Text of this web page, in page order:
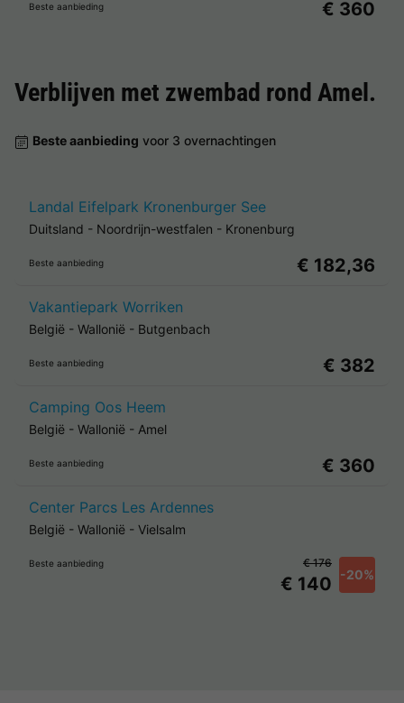
Beste aanbieding € 360
Verblijven met zwembad rond Amel.
Beste aanbieding voor 3 overnachtingen
Landal Eifelpark Kronenburger See
Duitsland - Noordrijn-westfalen - Kronenburg
Beste aanbieding € 182,36
Vakantiepark Worriken
België - Wallonië - Butgenbach
Beste aanbieding € 382
Camping Oos Heem
België - Wallonië - Amel
Beste aanbieding € 360
Center Parcs Les Ardennes
België - Wallonië - Vielsalm
Beste aanbieding
€ 140 -20%
€ 176